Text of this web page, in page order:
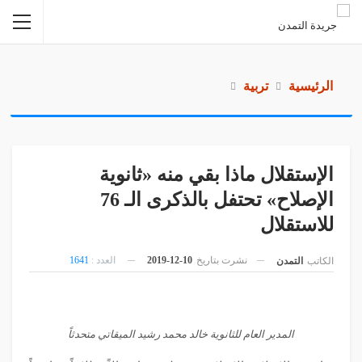
الرئيسية تربية
الإستقلال ماذا بقي منه «ثانوية
الإصلاح» تحتفل بالذكرى الـ 76
للاستقلال
الكاتب التمدن نشرت بتاريخ 10-12-2019 العدد : 1641
المدير العام للثانوية خالد محمد رشيد الميقاتي متحدثاً